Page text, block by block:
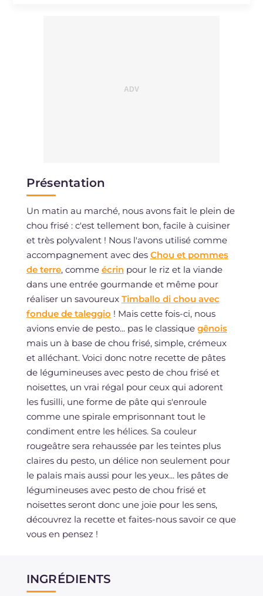
Présentation
Un matin au marché, nous avons fait le plein de
chou frisé : c'est tellement bon, facile à cuisiner
et très polyvalent ! Nous l'avons utilisé comme
accompagnement avec des Chou et pommes
de terre, comme écrinpour le riz et la viande
dans une entrée gourmande et même pour
réaliser un savoureux Timballo di chou avec
fondue de taleggio ! Mais cette fois-ci, nous
avions envie de pesto... pas le classique gênois
mais un à base de chou frisé, simple, crémeux
et alléchant. Voici donc notre recette de pâtes
de légumineuses avec pesto de chou frisé et
noisettes, un vrai régal pour ceux qui adorent
les fusilli, une forme de pâte qui s'enroule
comme une spirale emprisonnant tout le
condiment entre les hélices. Sa couleur
rougeâtre sera rehaussée par les teintes plus
claires du pesto, un délice non seulement pour
le palais mais aussi pour les yeux... les pâtes de
légumineuses avec pesto de chou frisé et
noisettes seront donc une joie pour les sens,
découvrez la recette et faites-nous savoir ce que
vous en pensez !
INGRÉDIENTS